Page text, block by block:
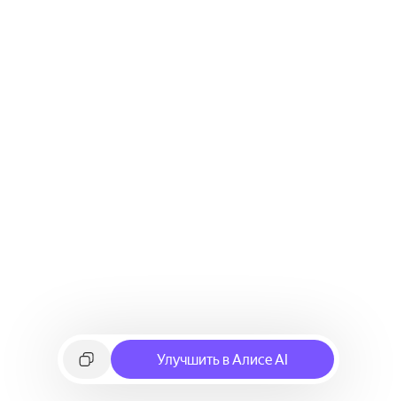
Улучшить в Алисе AI